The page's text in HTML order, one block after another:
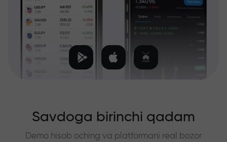
Savdoga birinchi qadam
Demo hisob oching va platformani real bozor